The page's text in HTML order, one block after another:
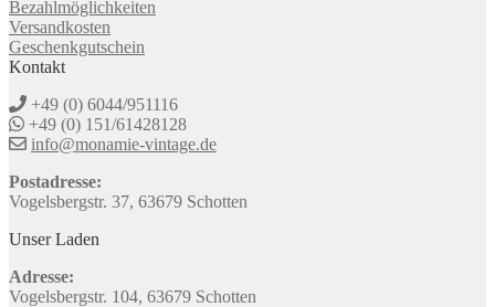
Bezahlmöglichkeiten
Versandkosten
Geschenkgutschein
Kontakt
+49 (0) 6044/951116
+49 (0) 151/61428128
info@monamie-vintage.de
Postadresse:
Vogelsbergstr. 37, 63679 Schotten
Unser Laden
Adresse:
Vogelsbergstr. 104, 63679 Schotten